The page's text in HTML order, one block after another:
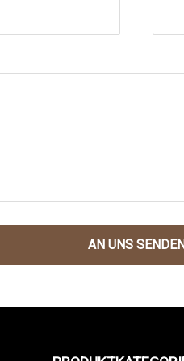
AN UNS